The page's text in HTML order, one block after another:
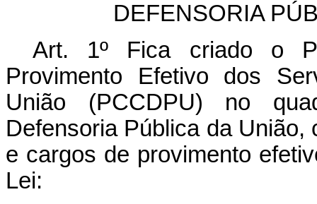
DEFENSORIA
Art. 1º Fica criado o
Provimento Efetivo dos
União (PCCDPU) no
Defensoria Pública da
e cargos de provimento
Lei: